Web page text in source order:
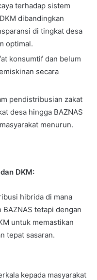
terhadap sistem
dibandingkan
di tingkat desa
optimal.
konsumtif dan belum
secara
pendistribusian zakat
desa hingga BAZNAS
menurun.
DKM:
hibrida di mana
tetapi dengan
untuk memastikan
tepat sasaran.
kepada masyarakat